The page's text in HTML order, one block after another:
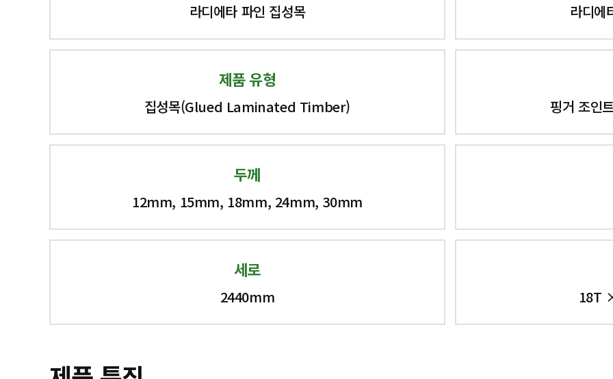
라디에타 파인 집성목 라디
제품 유형
집성목(Glued Laminated Timber) 핑거 조인
두께
12mm, 15mm, 18mm, 24mm, 30mm
세로
2440mm 18T